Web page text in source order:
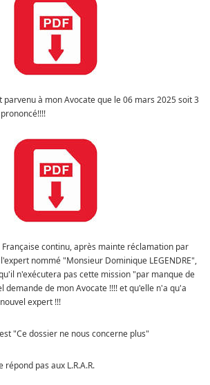
parvenu à mon Avocate que le 06 mars 2025 soit 3
continu, après mainte réclamation par
nommé "Monsieur Dominique LEGENDRE",
n'exécutera pas cette mission "par manque de
demande de mon Avocate !!!! et qu'elle n'a qu'a
expert !!!
"Ce dossier ne nous concerne plus"
répond pas aux L.R.A.R.